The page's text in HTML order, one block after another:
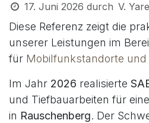
17. Juni 2026 durch V.
Diese Referenz zeigt die
unserer Leistungen im
für Mobilfunkstandorte
Im Jahr 2026 realisierte
und Tiefbauarbeiten für
in Rauschenberg. Der